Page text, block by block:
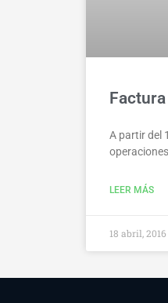
A partir del
LEER MÁS
18 abril, 2016